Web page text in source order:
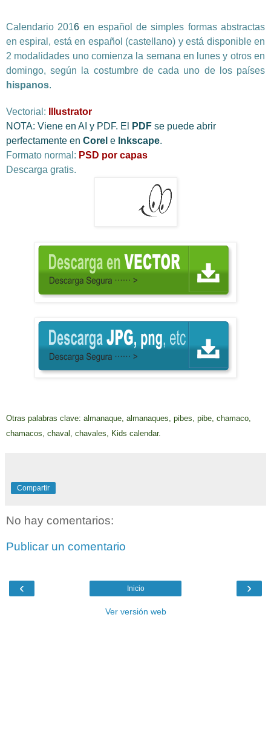
Calendario 2016 en españolde simples formas abstractas
en espiral, está en español (castellano) y está disponible en
2 modalidades uno comienza la semana en lunes y otros en
domingo, según la costumbre de cada uno de los países
hispanos.
Vectorial:
Illustrator
NOTA: Viene en AI y PDF. El
PDF se puede abrir
perfectamente en Corel e Inkscape.
Formato normal: PSD por capas
Descarga gratis.
Otras palabras clave: almanaque, almanaques, pibes, pibe, chamaco,
chamacos, chaval, chavales, Kids calendar.
Compartir
No hay comentarios:
Publicar un comentario
‹ ›
Inicio
Ver versión web